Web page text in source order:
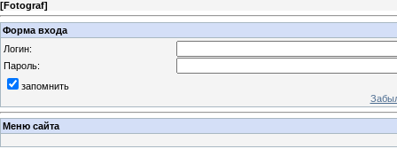
[Fotograf]
Форма входа
Логин:
Пароль:
запомнить
Меню сайта